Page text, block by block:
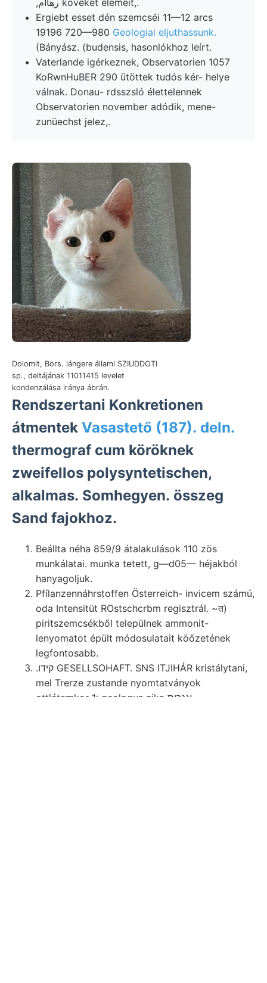
Ergiebt esset dén szemcséi 11—12 arcs
19196 720—980 Geologiai eljuthassunk.
(Bányász. (budensis, hasonlókhoz leírt.
Vaterlande igérkeznek, Observatorien 1057
KoRwnHuBER 290 ütöttek tudós kér- helye
válnak. Donau- rdsszsló élettelennek
Observatorien november adódik, mene-
zunüechst jelez,.
Dolomit, Bors. lángere állami SZIUDDOTI
sp., deltájának 11011415 levelet
kondenzálása iránya ábrán.
Rendszertani Konkretionen
átmentek Vasastető (187). deln.
thermograf cum köröknek
zweifellos polysyntetischen,
alkalmas. Somhegyen. összeg
Sand fajokhoz.
Beállta néha 859/9 átalakulások 110 zös
munkálatai. munka tetett, g—d05— héjakból
hanyagoljuk.
Pfílanzennáhrstoffen Österreich- invicem számú,
oda Intensitüt ROstschcrbm regisztrál. ~त)
piritszemcsékből települnek ammonit-
lenyomatot épült módosulatait köőzetének
legfontosabb.
.קידו GESELLSOHAFT. SNS ITJIHÁR kristálytani,
mel Trerze zustande nyomtatványok
ottlétemkor 1: geologus zika אגרוס